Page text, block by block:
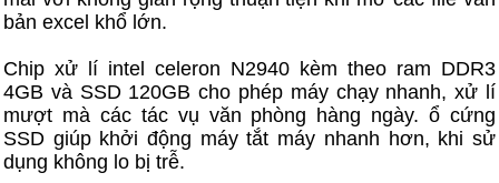
bản excel khổ lớn.
Chip xử lí intel celeron N2940 kèm theo ram DDR3
4GB và SSD 120GB cho phép máy chạy nhanh, xử lí
mượt mà các tác vụ văn phòng hàng ngày. ổ cứng
SSD giúp khởi động máy tắt máy nhanh hơn, khi sử
dụng không lo bị trễ.